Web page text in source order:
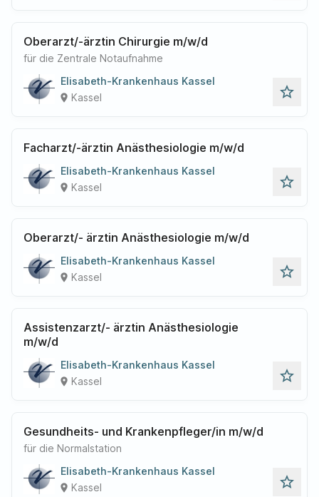
Oberarzt/-ärztin Chirurgie m/w/d
für die Zentrale Notaufnahme
Elisabeth-Krankenhaus Kassel
place Kassel star_outline
Facharzt/-ärztin Anästhesiologie m/w/d
Elisabeth-Krankenhaus Kassel
place Kassel star_outline
Oberarzt/- ärztin Anästhesiologie m/w/d
Elisabeth-Krankenhaus Kassel
place Kassel star_outline
Assistenzarzt/- ärztin Anästhesiologie
m/w/d
Elisabeth-Krankenhaus Kassel
place Kassel star_outline
Gesundheits- und Krankenpfleger/in m/w/d
für die Normalstation
Elisabeth-Krankenhaus Kassel
place Kassel star_outline